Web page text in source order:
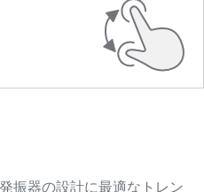
振器の設計に最適なトレン